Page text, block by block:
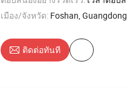
เมือง/จังหวัด: Foshan, Guangdong
ติดต่อทันที